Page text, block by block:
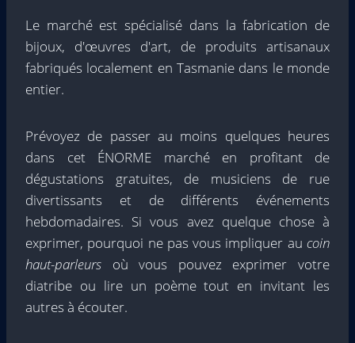
Le marché est spécialisé dans la fabrication de
bijoux, d'œuvres d'art, de produits artisanaux
fabriqués localement en Tasmanie dans le monde
entier.
Prévoyez de passer au moins quelques heures
dans cet ÉNORME marché en profitant de
dégustations gratuites, de musiciens de rue
divertissants et de différents événements
hebdomadaires. Si vous avez quelque chose à
exprimer, pourquoi ne pas vous impliquer au coin
haut-parleurs où vous pouvez exprimer votre
diatribe ou lire un poème tout en invitant les
autres à écouter.